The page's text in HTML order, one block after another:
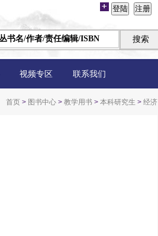
视频专区 联系我们
首页 > 图书中心 > 教学用书 > 本科研究生 > 经济